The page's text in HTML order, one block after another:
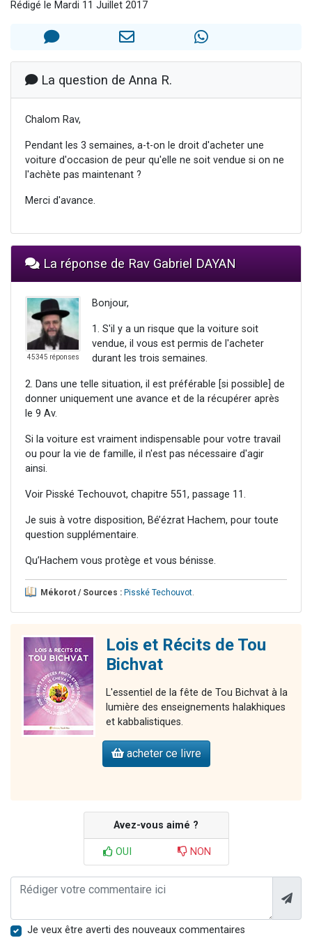
Odaya vient de donner son Maasser
2 personnes viennent de faire un don pour Tsédaka : pauvres d'Israel
Rédigé le Mardi 11 Juillet 2017
La question de Anna R.
Chalom Rav,
Pendant les 3 semaines, a-t-on le droit d'acheter une
voiture d'occasion de peur qu'elle ne soit vendue si on ne
l'achète pas maintenant ?
Merci d'avance.
La réponse de Rav Gabriel DAYAN
45345 réponses
Bonjour,
1. S'il y a un risque que la voiture soit
vendue, il vous est permis de l'acheter
durant les trois semaines.
2. Dans une telle situation, il est préférable [si possible] de
donner uniquement une avance et de la récupérer après
le 9 Av.
Si la voiture est vraiment indispensable pour votre travail
ou pour la vie de famille, il n'est pas nécessaire d'agir
ainsi.
Voir Pisské Techouvot, chapitre 551, passage 11.
Je suis à votre disposition, Bé’ézrat Hachem, pour toute
question supplémentaire.
Qu’Hachem vous protège et vous bénisse.
Mékorot / Sources : Pisské Techouvot.
Lois et Récits de Tou
Bichvat
L'essentiel de la fête de Tou Bichvat à la
lumière des enseignements halakhiques
et kabbalistiques.
acheter ce livre
Avez-vous aimé ?
OUI NON
Je veux être averti des nouveaux commentaires